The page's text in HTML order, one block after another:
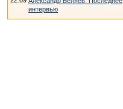
интервью